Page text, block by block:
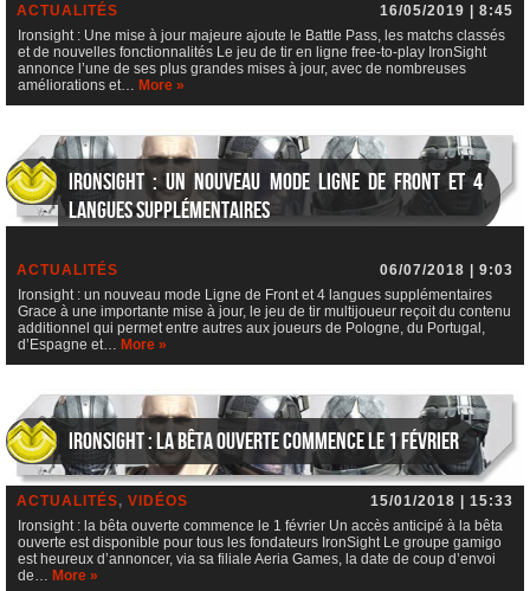
ACTUALITÉS
16/05/2019 | 8:45
Ironsight : Une mise à jour majeure ajoute le Battle Pass, les matchs classés
et de nouvelles fonctionnalités Le jeu de tir en ligne free-to-play IronSight
annonce l’une de ses plus grandes mises à jour, avec de nombreuses
améliorations et… More »
Ironsight : un nouveau mode Ligne de Front et 4
langues supplémentaires
ACTUALITÉS
06/07/2018 | 9:03
Ironsight : un nouveau mode Ligne de Front et 4 langues supplémentaires
Grace à une importante mise à jour, le jeu de tir multijoueur reçoit du contenu
additionnel qui permet entre autres aux joueurs de Pologne, du Portugal,
d’Espagne et… More »
Ironsight : la bêta ouverte commence le 1 février
ACTUALITÉS, VIDÉOS
15/01/2018 | 15:33
Ironsight : la bêta ouverte commence le 1 février Un accès anticipé à la bêta
ouverte est disponible pour tous les fondateurs IronSight Le groupe gamigo
est heureux d’annoncer, via sa filiale Aeria Games, la date de coup d’envoi
de… More »